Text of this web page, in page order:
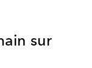
sur